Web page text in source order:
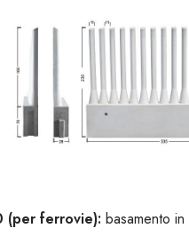
(per ferrovie): basamento